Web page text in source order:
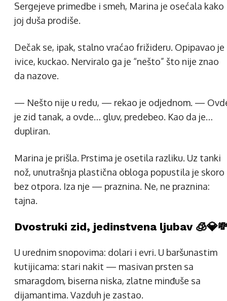
Sergejeve primedbe i smeh, Marina je osećala kako
joj duša prodiše.
Dečak se, ipak, stalno vraćao frižideru. Opipavao je
ivice, kuckao. Nerviralo ga je “nešto” što nije znao
da nazove.
— Nešto nije u redu, — rekao je odjednom. —
je zid tanak, a ovde… gluv, predebeo. Kao da je…
dupliran.
Marina je prišla. Prstima je osetila razliku. Uz tanki
nož, unutrašnja plastična obloga popustila je skoro
bez otpora. Iza nje — praznina. Ne, ne praznina:
tajna.
Dvostruki zid, jedinstvena ljubav
U urednim snopovima: dolari i evri. U baršunastim
kutijicama: stari nakit — masivan prsten sa
smaragdom, biserna niska, zlatne minđuše sa
dijamantima. Vazduh je zastao.